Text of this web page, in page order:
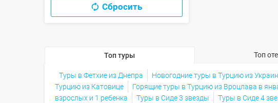
Сбросить
Топ туры Топ
Туры в Фетхие из Днепра Новогодние туры в Турцию из
Турцию из Катовице
Горящие туры в Турцию из Вроцлава в
взрослых и 1 ребенка
Туры в Сиде 3 звезды Туры в Сиде 4